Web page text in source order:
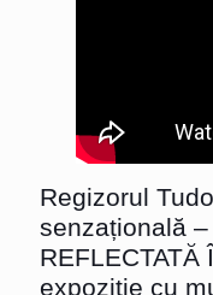
Regizorul
senzațională
REFLECTATĂ
expoziție cu